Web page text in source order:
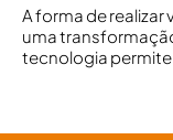
A forma de
uma
tecnologia permite